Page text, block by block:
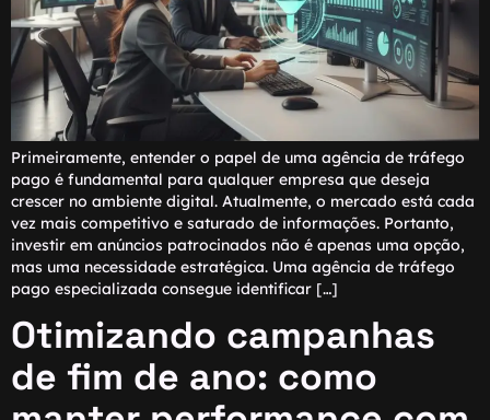
Primeiramente, entender o papel de uma agência de tráfego
pago é fundamental para qualquer empresa que deseja
crescer no ambiente digital. Atualmente, o mercado está cada
vez mais competitivo e saturado de informações. Portanto,
investir em anúncios patrocinados não é apenas uma opção,
mas uma necessidade estratégica. Uma agência de tráfego
pago especializada consegue identificar […]
Otimizando campanhas
de fim de ano: como